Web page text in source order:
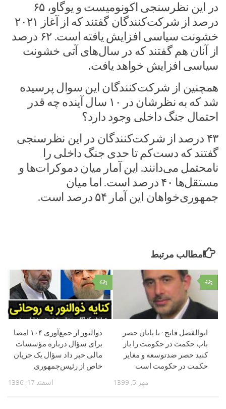
در این نظرسنجی اکونومیست و یوگاو، ۶۵
درصد از شرکت‌کنندگان گفتند که از آغاز ۲۰۲۱
خشونت سیاسی افزایش یافته است. ۶۲ درصد
از آنان هم گفتند که در سال‌های آتی خشونت
سیاسی افزایش خواهد یافت.
همچنین از شرکت‌کنندگان این سوال پرسیده
شد که به نظرشان در ۱۰ سال آینده چه قدر
احتمال جنگ داخلی وجود دارد؟
۴۳ درصد از شرکت‌کنندگان در این نظرسنجی
گفتند که دست‌کم تا حدی جنگ داخلی را
نامحتمل می‌دانند. این آمار میان دموکرات‌ها و
مستقل‌ها ۴۰ درصد است. اما میان
جمهوری‌خواهان این آمار ۵۴ درصد است.
مطالب مرتبط
۰
ذوالنور از جمع‌آوری ۱۰۴ امضا
برای سؤال درباره مؤسسات
مالی خبر داد سؤال یک جریان
خاص از رئیس‌جمهوری
اسفند 17, 1396
۰
ابوالفضل فاتح : با پایان حصر
باب حکمت در حکومت را باز
کنید حصر ضدتوسعه و مغایر
حکمت در حکومت است
مهر 5, 1399